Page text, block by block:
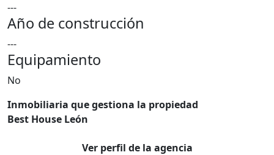
---
Año de construcción
---
Equipamiento
No
Inmobiliaria que gestiona la propiedad
Best House León
Ver perfil de la agencia